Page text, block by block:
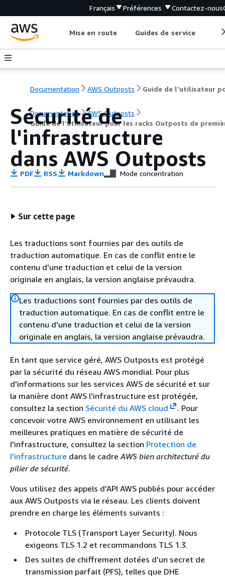
Français Préférences Contactez-nous
Mise en route Guides de service
Documentation AWS Outposts
Documentation
AWS Outposts
Guide de l'utilisateur pour les racks Outposts de
Sécurité de
l'infrastructure
dans AWS Outposts
PDF RSS Markdown Mode concentration
Sur cette page
Les traductions sont fournies par des outils de
traduction automatique. En cas de conflit entre le
contenu d'une traduction et celui de la version
originale en anglais, la version anglaise prévaudra.
Les traductions sont fournies par des outils de
traduction automatique. En cas de conflit entre le
contenu d'une traduction et celui de la version
originale en anglais, la version anglaise prévaudra.
En tant que service géré, AWS Outposts est protégé
par la sécurité du réseau AWS mondial. Pour plus
d'informations sur les services AWS de sécurité et sur
la manière dont AWS l'infrastructure est protégée,
consultez la section Sécurité du AWS cloud
. Pour
concevoir votre AWS environnement en utilisant les
meilleures pratiques en matière de sécurité de
l'infrastructure, consultez la section Protection de
l'infrastructure dans le cadreAWS bien architecturé du
pilier de sécurité.
Vous utilisez des appels d'API AWS publiés pour accéder
aux AWS Outposts via le réseau. Les clients doivent
prendre en charge les éléments suivants :
Protocole TLS (Transport Layer Security). Nous
exigeons TLS 1.2 et recommandons TLS 1.3.
Des suites de chiffrement dotées d'un secret de
transmission parfait (PFS), telles que DHE